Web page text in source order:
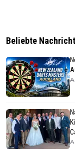
Beliebte